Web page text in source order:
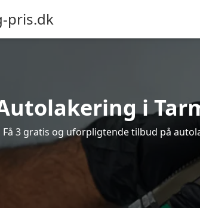
pris.dk
i
Få 3 gratis og uforpligtende tilbud på